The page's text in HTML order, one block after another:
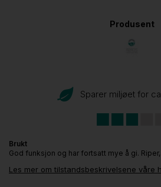
Produsent
Sparer miljøet for
Brukt
God funksjon og har fortsatt mye å gi.
Les mer om tilstandsbeskrivelsene våre